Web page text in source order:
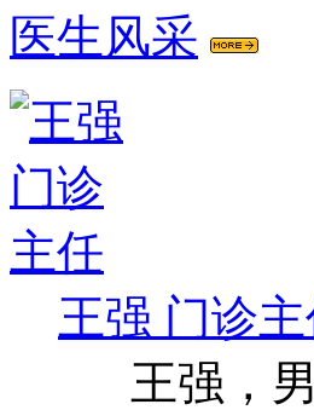
医生风采
王强 门诊
王强，男